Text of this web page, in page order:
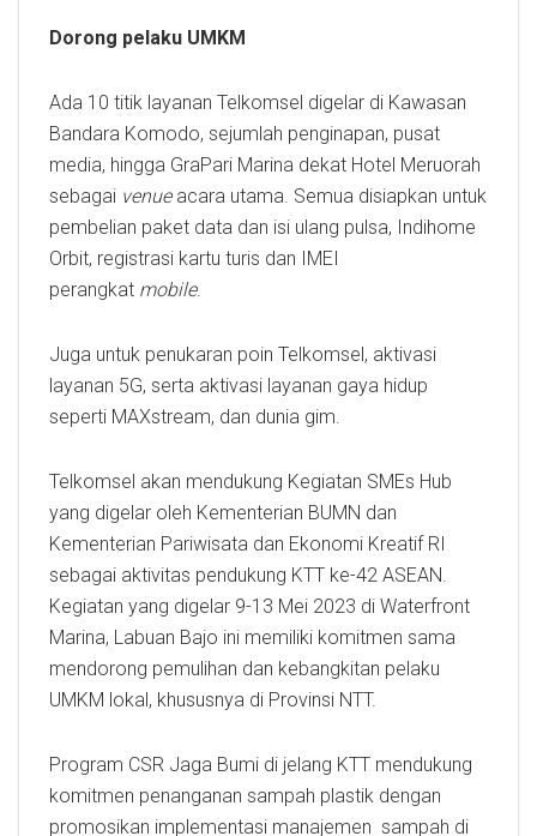
Dorong pelaku UMKM
Ada 10 titik layanan Telkomsel digelar di Kawasan
Bandara Komodo, sejumlah penginapan, pusat
media, hingga GraPari Marina dekat Hotel Meruorah
sebagai venueacara utama. Semua disiapkan untuk
pembelian paket data dan isi ulang pulsa, Indihome
Orbit, registrasi kartu turis dan IMEI
perangkat mobile.
Juga untuk penukaran poin Telkomsel, aktivasi
layanan 5G, serta aktivasi layanan gaya hidup
seperti MAXstream, dan dunia gim.
Telkomsel akan mendukung Kegiatan SMEs Hub
yang digelar oleh Kementerian BUMN dan
Kementerian Pariwisata dan Ekonomi Kreatif RI
sebagai aktivitas pendukung KTT ke-42 ASEAN.
Kegiatan yang digelar 9-13 Mei 2023 di Waterfront
Marina, Labuan Bajo ini memiliki komitmen sama
mendorong pemulihan dan kebangkitan pelaku
UMKM lokal, khususnya di Provinsi NTT.
Program CSR Jaga Bumi di jelang KTT mendukung
komitmen penanganan sampah plastik dengan
promosikan implementasi manajemen sampah di